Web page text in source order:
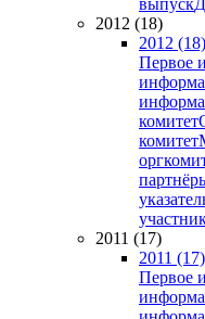
выпуск
2012 (18)
2012 (18)
Первое
комитет
комитет
2011 (17)
2011 (17)
Первое